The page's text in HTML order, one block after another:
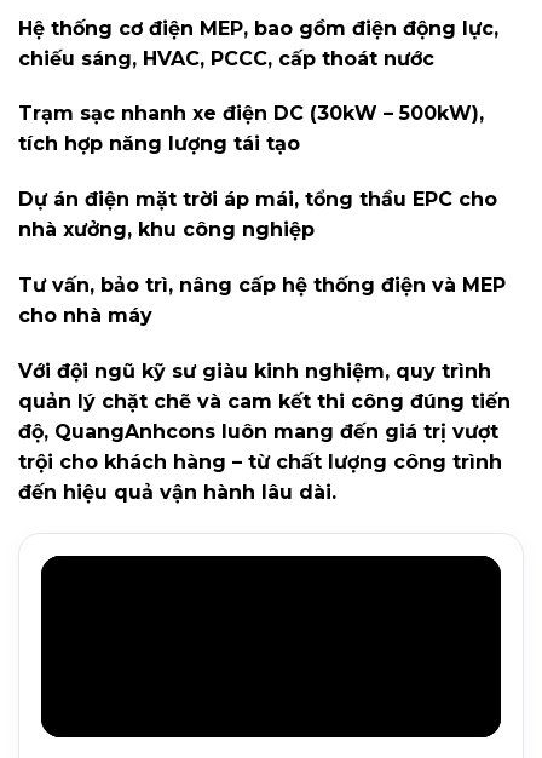
Hệ thống cơ điện MEP, bao gồm điện động lực,
chiếu sáng, HVAC, PCCC, cấp thoát nước
Trạm sạc nhanh xe điện DC (30kW – 500kW),
tích hợp năng lượng tái tạo
Dự án điện mặt trời áp mái, tổng thầu EPC cho
nhà xưởng, khu công nghiệp
Tư vấn, bảo trì, nâng cấp hệ thống điện và MEP
cho nhà máy
Với đội ngũ kỹ sư giàu kinh nghiệm, quy trình
quản lý chặt chẽ và cam kết thi công đúng tiến
độ, QuangAnhcons luôn mang đến giá trị vượt
trội cho khách hàng – từ chất lượng công trình
đến hiệu quả vận hành lâu dài.